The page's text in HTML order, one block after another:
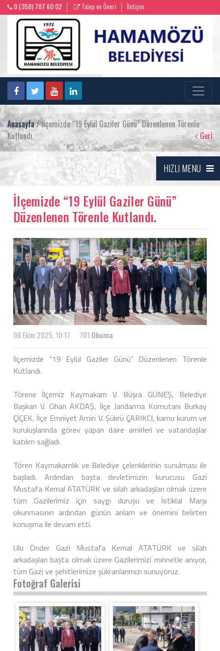
0 (358) 787 60 02 Talep ve Öneri İletişim
Anasayfa/ İlçemizde “19 Eylül Gaziler Günü” Düzenlenen Törenle
Kutlandı.
Geri
HIZLI MENU
İlçemizde “19 Eylül Gaziler Günü”
Düzenlenen Törenle Kutlandı.
08 Ekim 2025, 10:17 701 Okuma
İlçemizde “19 Eylül Gaziler Günü” Düzenlenen Törenle
Kutlandı.
Törene İlçemiz Kaymakam V. Büşra GÜNEŞ, Belediye
Başkan V. Cihan AKDAŞ, İlçe Jandarma Komutanı Burkay
ÇİÇEK, İlçe Emniyet Amiri V. Şükrü ÇARIKCI, kamu kurum ve
kuruluşlarında görev yapan daire amirleri ve vatandaşlar
katılım sağladı.
Tören Kaymakamlık ve Belediye çelenklerinin sunulması ile
başladı. Ardından başta devletimizin kurucusu Gazi
Mustafa Kemal ATATÜRK ve silah arkadaşları olmak üzere
tüm Gazilerimiz için saygı duruşu ve İstiklal Marşı
okunmasının ardından günün anlam ve önemini belirten
konuşma ile devam etti.
Ulu Önder Gazi Mustafa Kemal ATATÜRK ve silah
arkadaşları başta olmak üzere Gazilerimizi minnetle anıyor,
tüm Gazi ve şehitlerimize şükranlarımızı sunuyoruz.
Fotoğraf Galerisi